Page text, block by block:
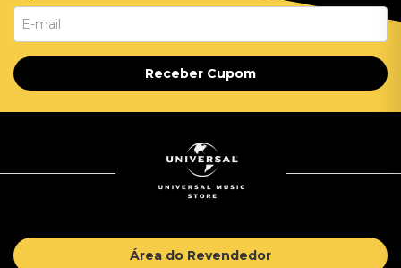
Receber Cupom
Área do Revendedor